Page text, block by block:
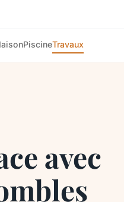
PiscineTravaux
avec